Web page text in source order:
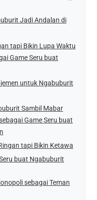
Jadi Andalan di
tapi Bikin Lupa Waktu
Game Seru buat
untuk Ngabuburit
Sambil Mabar
Game Seru buat
tapi Bikin Ketawa
buat Ngabuburit
sebagai Teman